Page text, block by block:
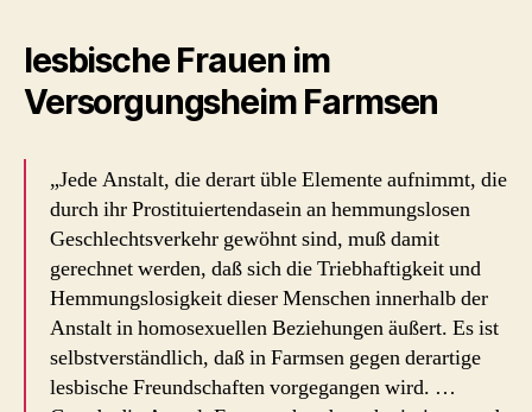
lesbische Frauen im
Versorgungsheim Farmsen
„Jede Anstalt, die derart üble Elemente aufnimmt, die
durch ihr Prostituiertendasein an hemmungslosen
Geschlechtsverkehr gewöhnt sind, muß damit
gerechnet werden, daß sich die Triebhaftigkeit und
Hemmungslosigkeit dieser Menschen innerhalb der
Anstalt in homosexuellen Beziehungen äußert. Es ist
selbstverständlich, daß in Farmsen gegen derartige
lesbische Freundschaften vorgegangen wird. …